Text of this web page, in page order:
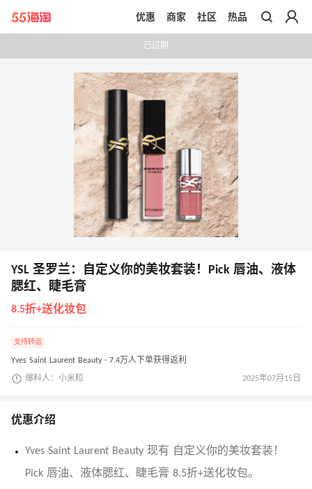
带你去官网买正品
优惠 商家 社区 热品
已过期
YSL 圣罗兰：自定义你的美妆套装！Pick 唇油、液体
腮红、睫毛膏
8.5折+送化妆包
支持转运
Yves Saint Laurent Beauty · 7.4万人下单获得返利
爆料人：小米粒 2025年07月15日
优惠介绍
Yves Saint Laurent Beauty 现有 自定义你的美妆套装！
Pick 唇油、液体腮红、睫毛膏 8.5折+送化妆包。